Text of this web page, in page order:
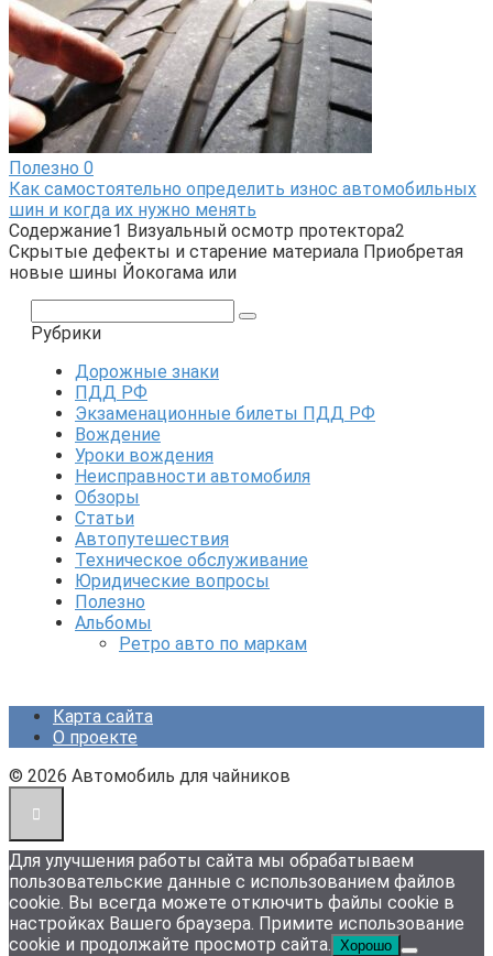
Полезно 0
Как самостоятельно определить износ автомобильных
шин и когда их нужно менять
Содержание1 Визуальный осмотр протектора2
Скрытые дефекты и старение материала Приобретая
новые шины Йокогама или
Рубрики
Дорожные знаки
ПДД РФ
Экзаменационные билеты ПДД РФ
Вождение
Уроки вождения
Неисправности автомобиля
Обзоры
Статьи
Автопутешествия
Техническое обслуживание
Юридические вопросы
Полезно
Альбомы
Ретро авто по маркам
Карта сайта
О проекте
© 2026 Автомобиль для чайников
Для улучшения работы сайта мы обрабатываем
пользовательские данные с использованием файлов
cookie. Вы всегда можете отключить файлы cookie в
настройках Вашего браузера. Примите использование
cookie и продолжайте просмотр сайта.
Хорошо